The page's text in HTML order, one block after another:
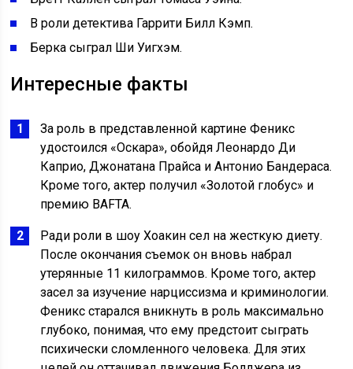
В роли детектива Гаррити Билл Кэмп.
Берка сыграл Ши Уигхэм.
Интересные факты
За роль в представленной картине Феникс
удостоился «Оскара», обойдя Леонардо Ди
Каприо, Джонатана Прайса и Антонио Бандераса.
Кроме того, актер получил «Золотой глобус» и
премию BAFTA.
Ради роли в шоу Хоакин сел на жесткую диету.
После окончания съемок он вновь набрал
утерянные 11 килограммов. Кроме того, актер
засел за изучение нарциссизма и криминологии.
Феникс старался вникнуть в роль максимально
глубоко, понимая, что ему предстоит сыграть
психически сломленного человека. Для этих